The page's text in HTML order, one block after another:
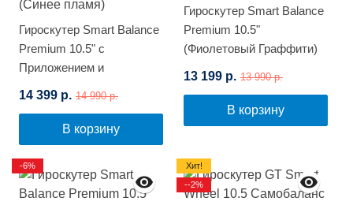
Гироскутер Smart Balance
Premium 10.5" с
Приложением и
(Синее пламя)
14 399 р. 14 990 р.
В корзину
Гироскутер Smart Balance
Premium 10.5"
(Фиолетовый Граффити)
13 199 р. 13 990 р.
В корзину
-6%
Хит!
--2%